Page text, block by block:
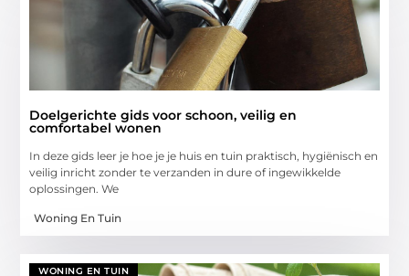
Doelgerichte gids voor schoon, veilig en
comfortabel wonen
In deze gids leer je hoe je je huis en tuin praktisch, hygiënisch en
veilig inricht zonder te verzanden in dure of ingewikkelde
oplossingen. We
Woning En Tuin
WONING EN TUIN